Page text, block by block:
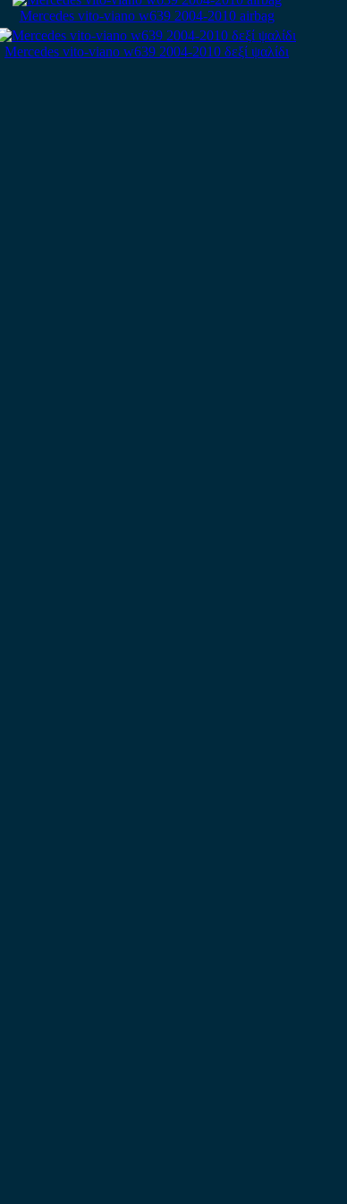
Mercedes vito-viano w639 2004-2010 airbag
Mercedes vito-viano w639 2004-2010 δεξί ψαλίδι